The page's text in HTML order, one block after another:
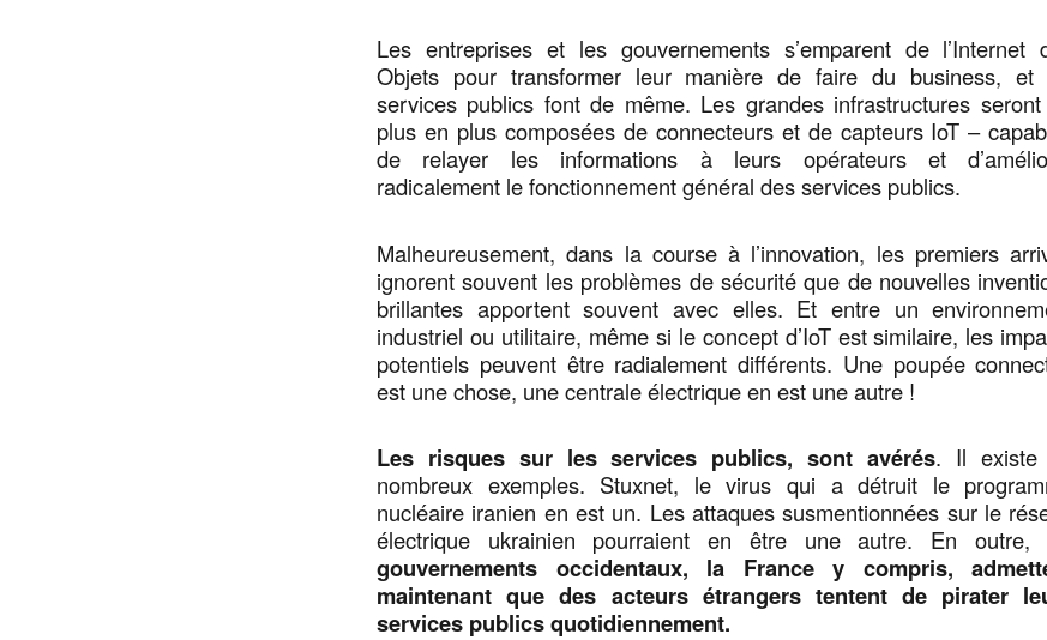
Les entreprises et les gouvernements s’emparent de l’Internet
Objets pour transformer leur manière de faire du business, et
services publics font de même. Les grandes infrastructures
plus en plus composées de connecteurs et de capteurs IoT –
de relayer les informations à leurs opérateurs et
radicalement le fonctionnement général des services publics.
Malheureusement, dans la course à l’innovation, les premiers
ignorent souvent les problèmes de sécurité que de nouvelles
brillantes apportent souvent avec elles. Et entre un
industriel ou utilitaire, même si le concept d’IoT est similaire, les
potentiels peuvent être radialement différents. Une poupée
est une chose, une centrale électrique en est une autre !
Les risques sur les services publics, sont avérés. Il existe
nombreux exemples. Stuxnet, le virus qui a détruit le
nucléaire iranien en est un. Les attaques susmentionnées sur le
électrique ukrainien pourraient en être une autre. En outre,
gouvernements occidentaux, la France y compris,
maintenant que des acteurs étrangers tentent de pirater
services publics quotidiennement.